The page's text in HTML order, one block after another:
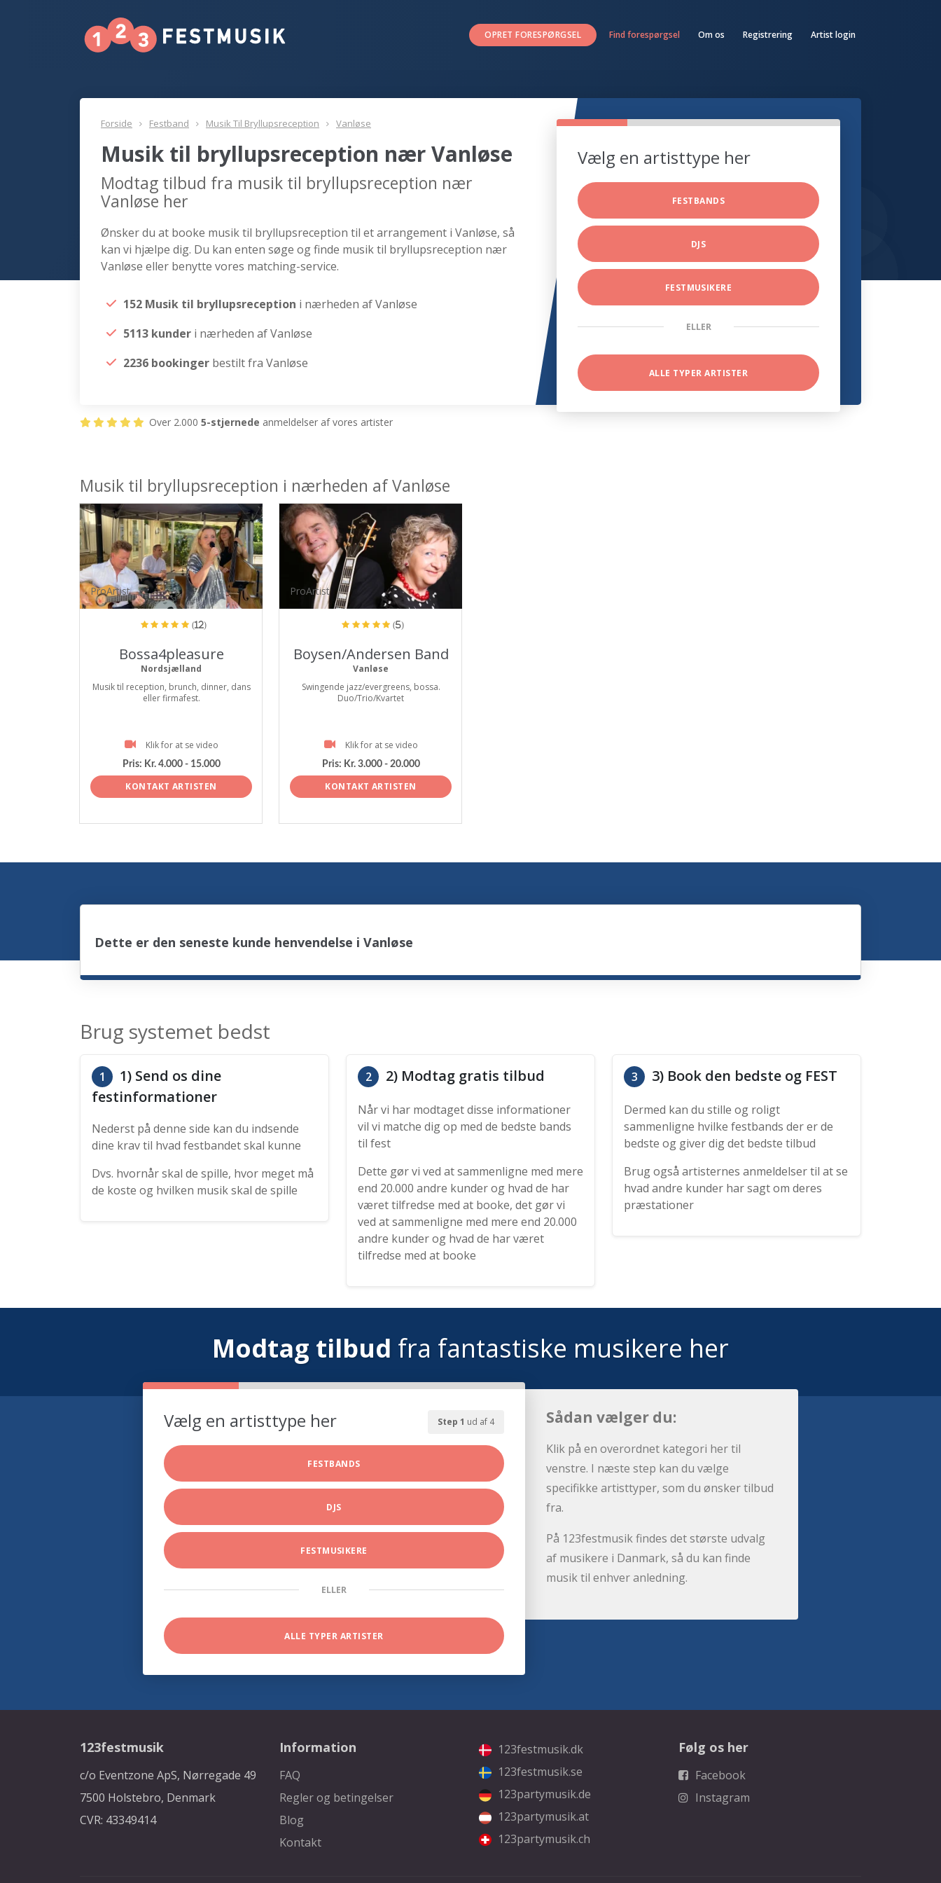
OPRET FORESPØRGSEL Find forespørgsel Om os Registrering Artist login
Forside Festband Musik Til Bryllupsreception Vanløse
Musik til bryllupsreception nær Vanløse
Modtag tilbud fra musik til bryllupsreception nær
Vanløse her
Ønsker du at booke musik til bryllupsreception til et arrangement i Vanløse, så
kan vi hjælpe dig. Du kan enten søge og finde musik til bryllupsreception nær
Vanløse eller benytte vores matching-service.
152 Musik til bryllupsreception i nærheden af Vanløse
5113 kunder i nærheden af Vanløse
2236 bookinger bestilt fra Vanløse
Vælg en artisttype her
FESTBANDS
DJS
FESTMUSIKERE
ELLER
ALLE TYPER ARTISTER
Over 2.000 5-stjernede anmeldelser af vores artister
Musik til bryllupsreception i nærheden af Vanløse
ProArtist
(12)
Bossa4pleasure
Nordsjælland
Musik til reception, brunch, dinner, dans
eller firmafest.
Klik for at se video
Pris: Kr. 4.000 - 15.000
KONTAKT ARTISTEN
ProArtist
(5)
Boysen/Andersen Band
Vanløse
Swingende jazz/evergreens, bossa.
Duo/Trio/Kvartet
Klik for at se video
Pris: Kr. 3.000 - 20.000
KONTAKT ARTISTEN
Dette er den seneste kunde henvendelse i Vanløse
Brug systemet bedst
1
1) Send os dine
festinformationer
Nederst på denne side kan du indsende
dine krav til hvad festbandet skal kunne
Dvs. hvornår skal de spille, hvor meget må
de koste og hvilken musik skal de spille
2 2) Modtag gratis tilbud
Når vi har modtaget disse informationer
vil vi matche dig op med de bedste bands
til fest
Dette gør vi ved at sammenligne med mere
end 20.000 andre kunder og hvad de har
været tilfredse med at booke, det gør vi
ved at sammenligne med mere end 20.000
andre kunder og hvad de har været
tilfredse med at booke
3 3) Book den bedste og FEST
Dermed kan du stille og roligt
sammenligne hvilke festbands der er de
bedste og giver dig det bedste tilbud
Brug også artisternes anmeldelser til at se
hvad andre kunder har sagt om deres
præstationer
Modtag tilbud fra fantastiske musikere her
Step 1 ud af 4
Vælg en artisttype her
FESTBANDS
DJS
FESTMUSIKERE
ELLER
ALLE TYPER ARTISTER
Sådan vælger du:
Klik på en overordnet kategori her til
venstre. I næste step kan du vælge
specifikke artisttyper, som du ønsker tilbud
fra.
På 123festmusik findes det største udvalg
af musikere i Danmark, så du kan finde
musik til enhver anledning.
123festmusik
c/o Eventzone ApS, Nørregade 49
7500 Holstebro, Denmark
CVR: 43349414
Information
FAQ
Regler og betingelser
Blog
Kontakt
123festmusik.dk
123festmusik.se
123partymusik.de
123partymusik.at
123partymusik.ch
Følg os her
Facebook
Instagram